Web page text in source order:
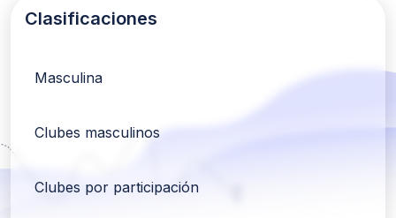
Clasificaciones
Masculina
Clubes masculinos
Clubes por participación